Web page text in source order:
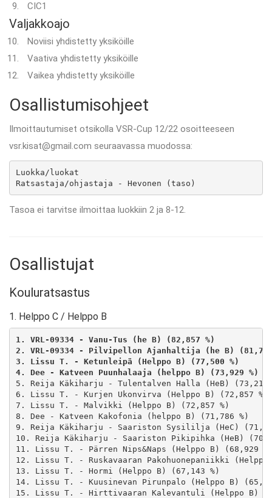
CIC1
Valjakkoajo
Noviisi yhdistetty yksiköille
Vaativa yhdistetty yksiköille
Vaikea yhdistetty yksiköille
Osallistumisohjeet
Ilmoittautumiset otsikolla VSR-Cup 12/22 osoitteeseen
vsr.kisat@gmail.com seuraavassa muodossa:
Luokka/luokat
Ratsastaja/ohjastaja - Hevonen (taso)
Tasoa ei tarvitse ilmoittaa luokkiin 2 ja 8-12.
Osallistujat
Kouluratsastus
1. Helppo C / Helppo B
1. VRL-09334 - Vanu-Tus (he B) (82,857 %)
2. VRL-09334 - Pilvipellon Ajanhaltija (he B)
3. Lissu T. - Ketunleipä (Helppo B) (77,500 %)
4. Dee - Katveen Puunhalaaja (helppo B) (73,929 %)
5. Reija Käkiharju - Tulentalven Halla (HeB) (73,214
6. Lissu T. - Kurjen Ukonvirva (Helppo B) (72,857 %)
7. Lissu T. - Malvikki (Helppo B) (72,857 %)
8. Dee - Katveen Kakofonia (helppo B) (71,786 %)
9. Reija Käkiharju - Saariston Sysililja (HeC)
10. Reija Käkiharju - Saariston Pikipihka (HeB)
11. Lissu T. - Pärren Nips&Naps (Helppo B) (68,929
12. Lissu T. - Ruskavaaran Pakohuonepaniikki
13. Lissu T. - Hormi (Helppo B) (67,143 %)
14. Lissu T. - Kuusinevan Pirunpalo (Helppo B)
15. Lissu T. - Hirttivaaran Kalevantuli (Helppo B)